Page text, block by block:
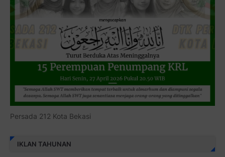
Persada 212 Kota Bekasi
IKLAN TAHUNAN